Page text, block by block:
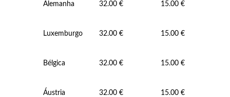
Joias de Festa
Alemanha 32.00 € 15.00 €
Luxemburgo 32.00 € 15.00 €
Bélgica 32.00 € 15.00 €
Áustria 32.00 € 15.00 €